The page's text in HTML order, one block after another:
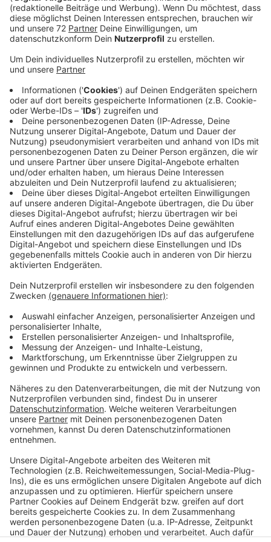
"Breaking Me" kombiniert schmerzhafte Erinnerungen
mit belebenden Nuancen, sagt Topic. Wir finden: Der
Track ist vor allem eine echt gute Dance-Nummer.
Topic hat einfach mal wieder abgeliefert. Nachdem er
direkt das nächste Brett. Da ist es dann auch egal,
dass man A7S im Gegensatz zu Nico Santos kaum
kennt.
Anzeige
Wir benötigen Ihre
Zustimmung, um den YouTube
Video-Service zu laden!
Wir verwenden einen Service eines
einzubetten. Dieser Service kann
Daten zu Ihren Aktivitäten
sammeln. Bitte lesen Sie die
Details durch und stimmen Sie der
Nutzung des Service zu, um dieses
Video anzusehen.
Mehr Informationen
Akzeptieren
Topic, A7S - Breaking Me (Official Video) ft. A7S
Anzeige
Anzeige